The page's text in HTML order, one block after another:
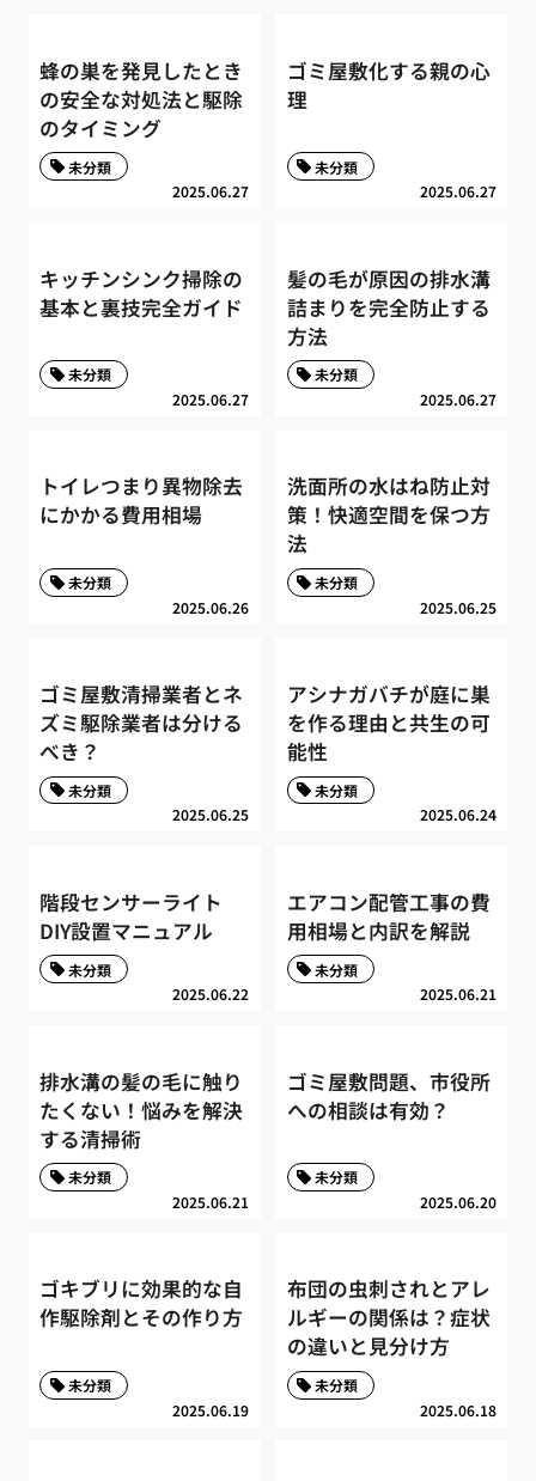
蜂の巣を発見したとき
の安全な対処法と駆除
のタイミング
2025.06.27
未分類
ゴミ屋敷化する親の心
理
2025.06.27
未分類
キッチンシンク掃除の
基本と裏技完全ガイド
2025.06.27
未分類
髪の毛が原因の排水溝
詰まりを完全防止する
方法
2025.06.27
未分類
トイレつまり異物除去
にかかる費用相場
2025.06.26
未分類
洗面所の水はね防止対
策！快適空間を保つ方
法
2025.06.25
未分類
ゴミ屋敷清掃業者とネ
ズミ駆除業者は分ける
べき？
2025.06.25
未分類
アシナガバチが庭に巣
を作る理由と共生の可
能性
2025.06.24
未分類
階段センサーライト
DIY設置マニュアル
2025.06.22
未分類
エアコン配管工事の費
用相場と内訳を解説
2025.06.21
未分類
排水溝の髪の毛に触り
たくない！悩みを解決
する清掃術
2025.06.21
未分類
ゴミ屋敷問題、市役所
への相談は有効？
2025.06.20
未分類
ゴキブリに効果的な自
作駆除剤とその作り方
2025.06.19
未分類
布団の虫刺されとアレ
ルギーの関係は？症状
の違いと見分け方
2025.06.18
未分類